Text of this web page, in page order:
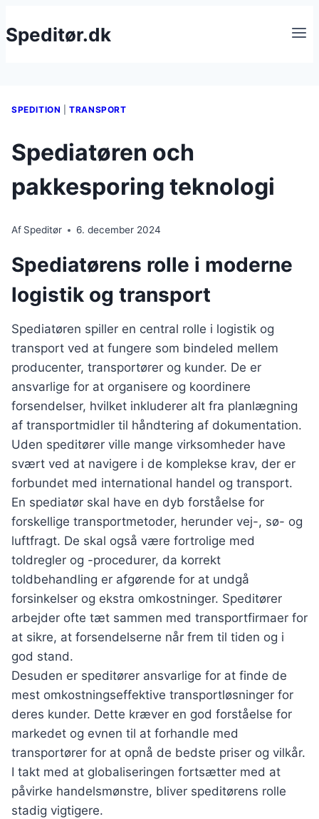
til
Speditør.dk
SPEDITION |TRANSPORT
Spediatøren och
pakkesporing teknologi
Af Speditør 6. december 2024
Spediatørens rolle i moderne
logistik og transport
Spediatøren spiller en central rolle i logistik og
transport ved at fungere som bindeled mellem
producenter, transportører og kunder. De er
ansvarlige for at organisere og koordinere
forsendelser, hvilket inkluderer alt fra planlægning
af transportmidler til håndtering af dokumentation.
Uden speditører ville mange virksomheder have
svært ved at navigere i de komplekse krav, der er
forbundet med international handel og transport.
En spediatør skal have en dyb forståelse for
forskellige transportmetoder, herunder vej-, sø- og
luftfragt. De skal også være fortrolige med
toldregler og -procedurer, da korrekt
toldbehandling er afgørende for at undgå
forsinkelser og ekstra omkostninger. Speditører
arbejder ofte tæt sammen med transportfirmaer for
at sikre, at forsendelserne når frem til tiden og i
god stand.
Desuden er speditører ansvarlige for at finde de
mest omkostningseffektive transportløsninger for
deres kunder. Dette kræver en god forståelse for
markedet og evnen til at forhandle med
transportører for at opnå de bedste priser og vilkår.
I takt med at globaliseringen fortsætter med at
påvirke handelsmønstre, bliver speditørens rolle
stadig vigtigere.